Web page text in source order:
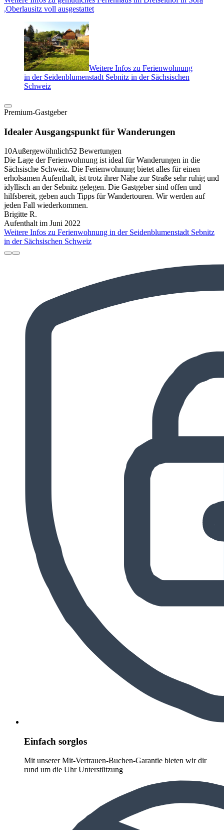
,Oberlausitz voll ausgestattet
Weitere Infos zu Ferienwohnung
in der Seidenblumenstadt Sebnitz in der Sächsischen
Schweiz
Premium-Gastgeber
Idealer Ausgangspunkt für Wanderungen
10Außergewöhnlich52 Bewertungen
Die Lage der Ferienwohnung ist ideal für Wanderungen in die
Sächsische Schweiz. Die Ferienwohnung bietet alles für einen
erholsamen Aufenthalt, ist trotz ihrer Nähe zur Straße sehr ruhig und
idyllisch an der Sebnitz gelegen. Die Gastgeber sind offen und
hilfsbereit, geben auch Tipps für Wandertouren. Wir werden auf
jeden Fall wiederkommen.
Brigitte R.
Aufenthalt im Juni 2022
Weitere Infos zu Ferienwohnung in der Seidenblumenstadt Sebnitz
in der Sächsischen Schweiz
Einfach sorglos
Mit unserer Mit-Vertrauen-Buchen-Garantie bieten wir dir
rund um die Uhr Unterstützung